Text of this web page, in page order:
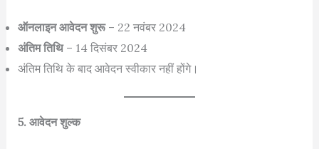
ऑनलाइन आवेदन शुरू– 22 नवंबर 2024
अंतिम तिथि– 14 दिसंबर 2024
अंतिम तिथि के बाद आवेदन स्वीकार नहीं होंगे।
5. आवेदन शुल्क